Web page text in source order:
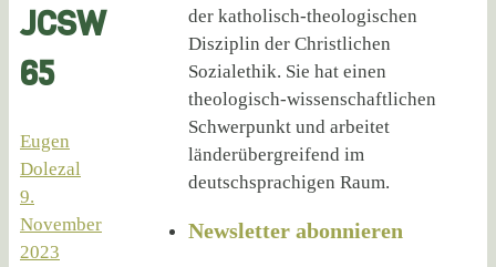
JCSW
65
Eugen
Dolezal
9.
November
2023
der katholisch-theologischen
Disziplin der Christlichen
Sozialethik. Sie hat einen
theologisch-wissenschaftlichen
Schwerpunkt und arbeitet
länderübergreifend im
deutschsprachigen Raum.
Newsletter abonnieren